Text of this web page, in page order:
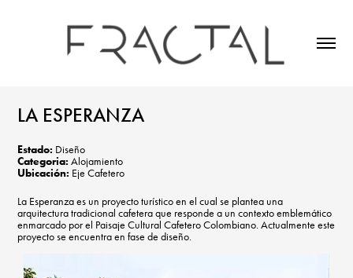
LA ESPERANZA
Estado: Diseño
Categoria: Alojamiento
Ubicación: Eje Cafetero
La Esperanza es un proyecto turístico en el cual se plantea una
arquitectura tradicional cafetera que responde a un contexto emblemático
enmarcado por el Paisaje Cultural Cafetero Colombiano. Actualmente este
proyecto se encuentra en fase de diseño.